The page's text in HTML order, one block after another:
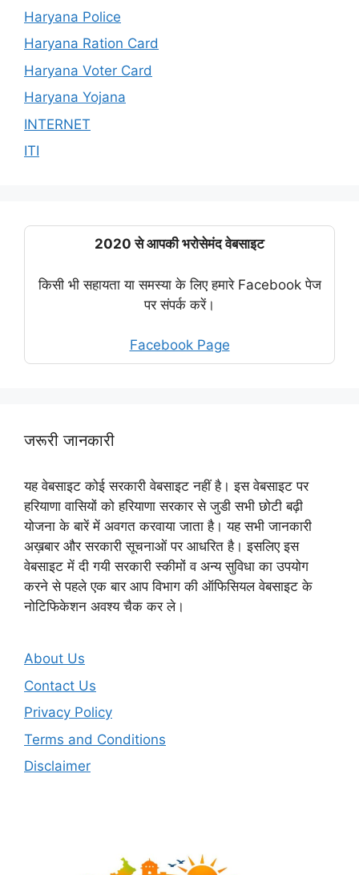
Haryana Police
Haryana Ration Card
Haryana Voter Card
Haryana Yojana
INTERNET
ITI
2020 से आपकी भरोसेमंद वेबसाइट
किसी भी सहायता या समस्या के लिए हमारे Facebook पेज
पर संपर्क करें।
Facebook Page
जरूरी जानकारी
यह वेबसाइट कोई सरकारी वेबसाइट नहीं है। इस वेबसाइट पर
हरियाणा वासियों को हरियाणा सरकार से जुडी सभी छोटी बढ़ी
योजना के बारें में अवगत करवाया जाता है। यह सभी जानकारी
अख़बार और सरकारी सूचनाओं पर आधरित है। इसलिए इस
वेबसाइट में दी गयी सरकारी स्कीमों व अन्य सुविधा का उपयोग
करने से पहले एक बार आप विभाग की ऑफिसियल वेबसाइट के
नोटिफिकेशन अवश्य चैक कर ले।
About Us
Contact Us
Privacy Policy
Terms and Conditions
Disclaimer